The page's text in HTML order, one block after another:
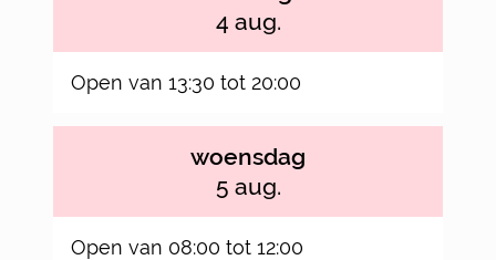
4 aug.
Open van 13:30 tot 20:00
woensdag
5 aug.
Open van 08:00 tot 12:00